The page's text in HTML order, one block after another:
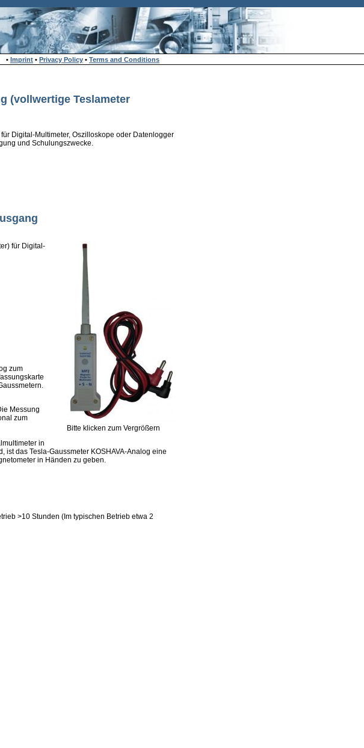
• Imprint • Privacy Policy • Terms and Conditions
(vollwertige Teslameter
Digital-Multimeter, Oszilloskope oder Datenlogger
und Schulungszwecke.
Bitte klicken zum Vergrößern
für Digital-
zum
Messung
zum
in
das Tesla-Gaussmeter KOSHAVA-Analog eine
in Händen zu geben.
>10 Stunden (Im typischen Betrieb etwa 2